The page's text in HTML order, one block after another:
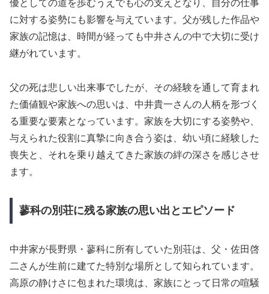
優としての道を歩むうえでも心の支えとなり、自分の仕事
に対する姿勢にも影響を与えています。父が残した作品や
家族の記憶は、時間が経っても中井さんの中で大切に受け
継がれています。
父の死は悲しい出来事でしたが、その経験を通して育まれ
た価値観や家族への思いは、中井貴一さんの人柄を形づく
る重要な要素となっています。家族を大切にする姿勢や、
与えられた役割に真摯に向き合う姿は、幼い頃に経験した
喪失と、それを乗り越えてきた家族の絆の深さを感じさせ
ます。
蓼科の別荘に残る家族の思い出とエピソード
中井家が長野県・蓼科に所有していた別荘は、父・佐田啓
二さんが生前に建てた特別な場所として知られています。
高原の静けさに包まれた環境は、家族にとって日常の喧騒